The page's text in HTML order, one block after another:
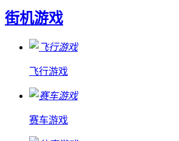
街机游戏
飞行游戏
赛车游戏